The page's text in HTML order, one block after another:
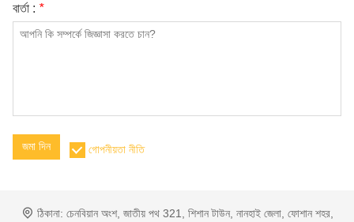
বার্তা : *
জমা দিন গোপনীয়তা নীতি
ঠিকানা: চেনবিয়ান অংশ, জাতীয় পথ 321, শিশান টাউন, নানহাই জেলা, ফোশান শহর,